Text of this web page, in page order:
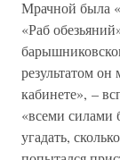
Мрачной была
«Раб
результатом
кабинете», –
«всеми силами
угадать,